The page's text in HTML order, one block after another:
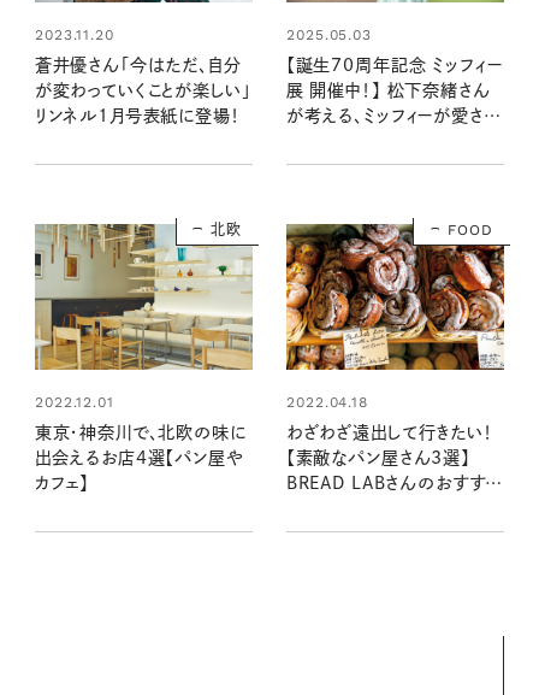
2023.11.20
蒼井優さん「今はただ、自分
が変わっていくことが楽しい」
リンネル1月号表紙に登場！
2025.05.03
【誕生70周年記念 ミッフィー
展 開催中！】 松下奈緒さん
が考える、ミッフィーが愛され
北欧
2022.12.01
東京・神奈川で、北欧の味に
出会えるお店4選【パン屋や
カフェ】
FOOD
2022.04.18
わざわざ遠出して行きたい！
【素敵なパン屋さん3選】
BREAD LABさんのおすすめ